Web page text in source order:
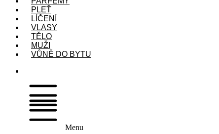
PLEŤ
LÍČENÍ
VLASY
TĚLO
MUŽI
VŮNĚ DO BYTU
Menu